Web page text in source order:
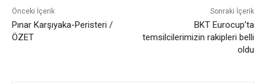
Önceki İçerik
Pınar Karşıyaka-Peristeri /
ÖZET
Sonraki İçerik
BKT Eurocup’ta
temsilcilerimizin rakipleri belli
oldu